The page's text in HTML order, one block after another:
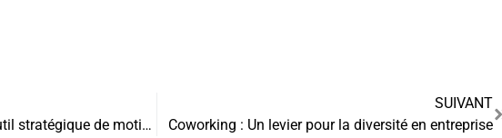
Les cadeaux salariés : un outil stratégique de motivation et de fidélisation
SUIVANT
Coworking : Un levier pour la diversité en entreprise